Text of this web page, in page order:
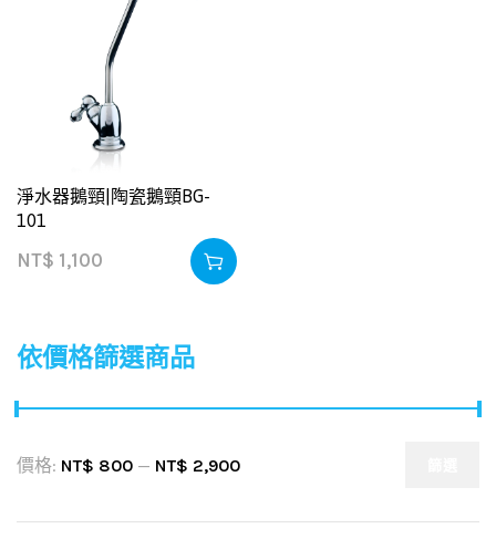
依價格篩選商品
價格: NT$ 800 — NT$ 2,900
淨水器鵝頸|陶瓷鵝頸BG-
101
NT$ 1,100